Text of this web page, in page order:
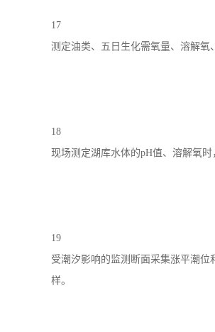
17
测定油类、五日生化需氧量、溶解
18
现场测定湖库水体的pH值、溶解氧
19
受潮汐影响的监测断面采集涨平潮
样。